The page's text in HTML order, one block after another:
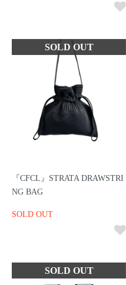
『CFCL』STRATA DRAWSTRI
NG BAG
SOLD OUT